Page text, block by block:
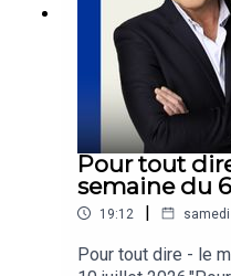
colonial",
Frédéric DABI,
Louis HAUSALTER,
Sibeth NDIAYE,
Conseil et ancienne
Pour tout
semaine du
19:12 |
Pour tout dire - le